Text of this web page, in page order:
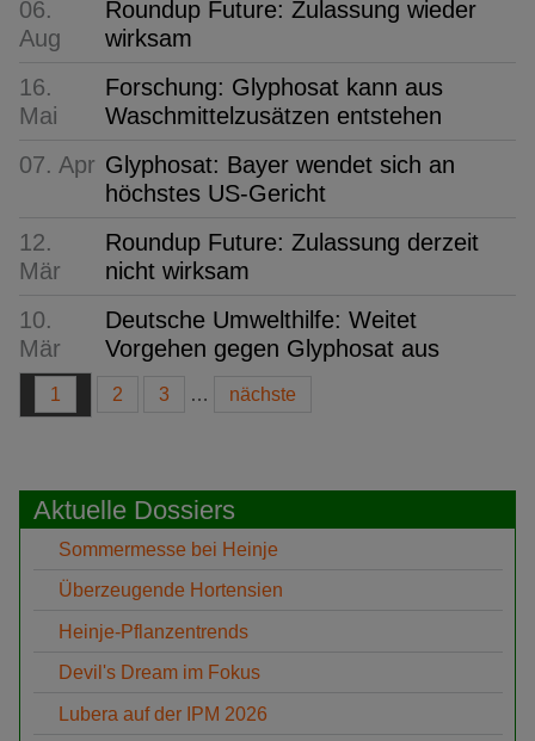
06.
Aug
Roundup Future: Zulassung wieder
wirksam
16.
Mai
Forschung: Glyphosat kann aus
Waschmittelzusätzen entstehen
07. Apr Glyphosat: Bayer wendet sich an
höchstes US-Gericht
12.
Mär
Roundup Future: Zulassung derzeit
nicht wirksam
10.
Mär
Deutsche Umwelthilfe: Weitet
Vorgehen gegen Glyphosat aus
1 2 3 … nächste
Aktuelle Dossiers
Sommermesse bei Heinje
Überzeugende Hortensien
Heinje-Pflanzentrends
Devil's Dream im Fokus
Lubera auf der IPM 2026